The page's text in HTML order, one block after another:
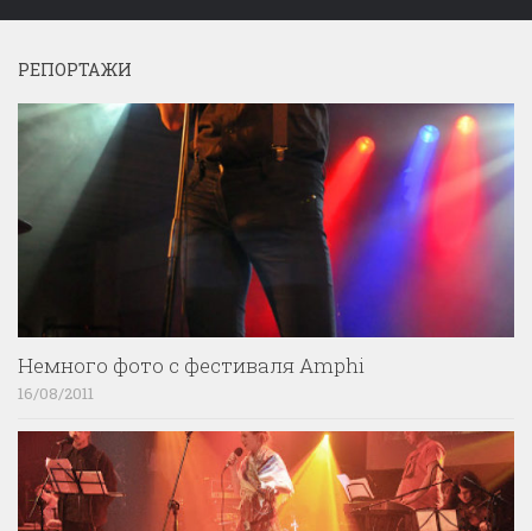
РЕПОРТАЖИ
Немного фото с фестиваля Amphi
16/08/2011